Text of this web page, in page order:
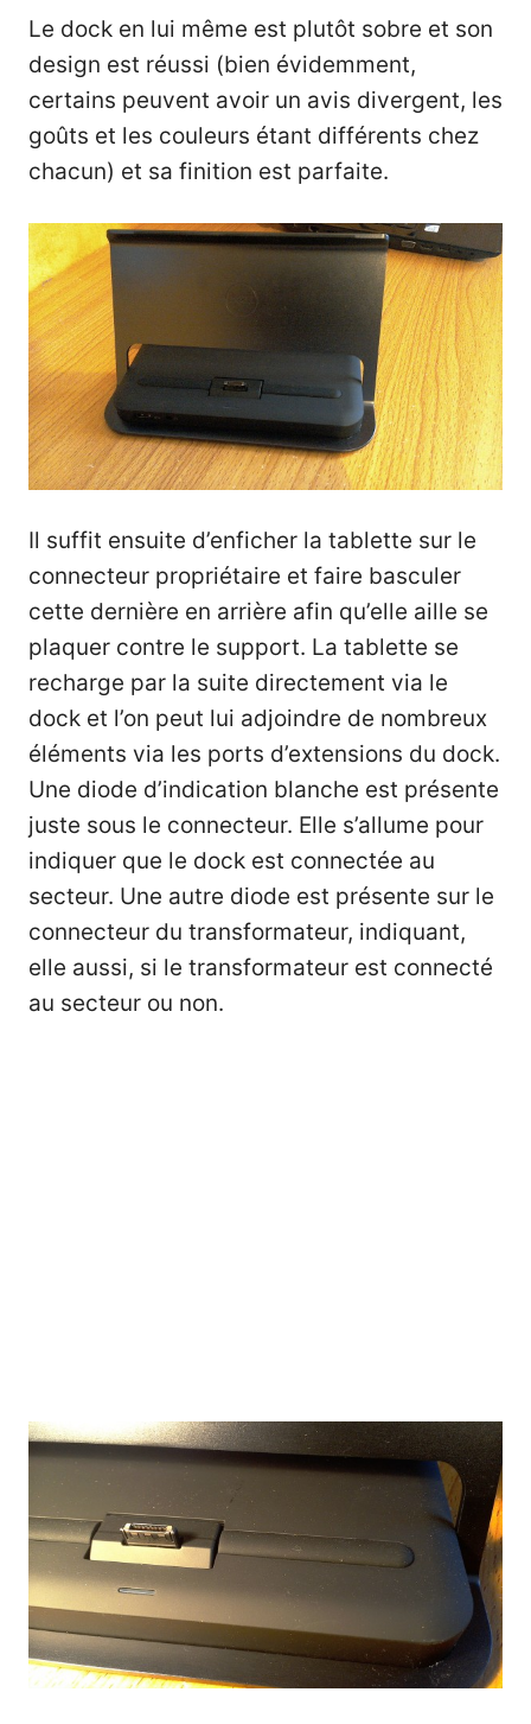
Le dock en lui même est plutôt sobre et son
design est réussi (bien évidemment,
certains peuvent avoir un avis divergent, les
goûts et les couleurs étant différents chez
chacun) et sa finition est parfaite.
Il suffit ensuite d’enficher la tablette sur le
connecteur propriétaire et faire basculer
cette dernière en arrière afin qu’elle aille se
plaquer contre le support. La tablette se
recharge par la suite directement via le
dock et l’on peut lui adjoindre de nombreux
éléments via les ports d’extensions du dock.
Une diode d’indication blanche est présente
juste sous le connecteur. Elle s’allume pour
indiquer que le dock est connectée au
secteur. Une autre diode est présente sur le
connecteur du transformateur, indiquant,
elle aussi, si le transformateur est connecté
au secteur ou non.